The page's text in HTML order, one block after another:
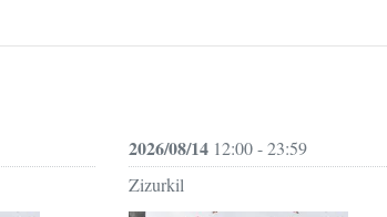
2026/08/1412:00 - 23:59
Zizurkil